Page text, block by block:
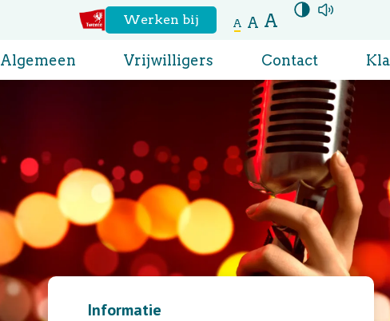
website
Werken bij A A A Hoog contrast
aanzetten
Algemeen Vrijwilligers Contact
Informatie